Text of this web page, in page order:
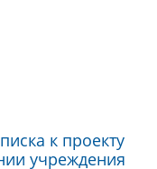
к проекту
учреждения